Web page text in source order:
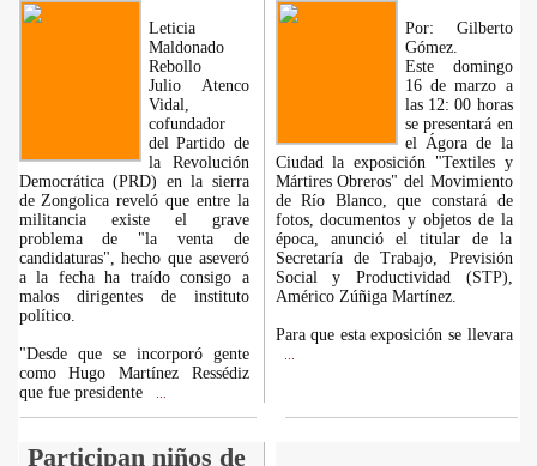
Leticia
Maldonado
Rebollo
Julio Atenco
Vidal,
cofundador
del Partido de
la Revolución
Democrática (PRD) en la sierra
de Zongolica reveló que entre la
militancia existe el grave
problema de "la venta de
candidaturas", hecho que aseveró
a la fecha ha traído consigo a
malos dirigentes de instituto
político.
"Desde que se incorporó gente
como Hugo Martínez Ressédiz
que fue presidente
Por: Gilberto
Gómez.
Este domingo
16 de marzo a
las 12: 00 horas
se presentará en
el Ágora de la
Ciudad la exposición "Textiles y
Mártires Obreros" del Movimiento
de Río Blanco, que constará de
fotos, documentos y objetos de la
época, anunció el titular de la
Secretaría de Trabajo, Previsión
Social y Productividad (STP),
Américo Zúñiga Martínez.
Para que esta exposición se llevara
Participan niños de